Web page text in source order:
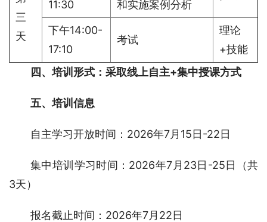
三
天
11:30 和实施案例分析
下午14:00-
17:10
考试
理论
+技能
四、培训形式：采取线上自主+集中授课方式
五、培训信息
自主学习开放时间：2026年7月15日-22日
集中培训学习时间：2026年7月23日-25日（共
3天）
报名截止时间：2026年7月22日